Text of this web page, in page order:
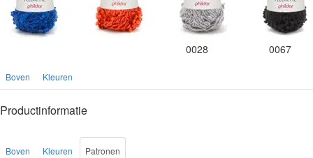
0028 0067
Boven Kleuren
Productinformatie
Boven Kleuren Patronen